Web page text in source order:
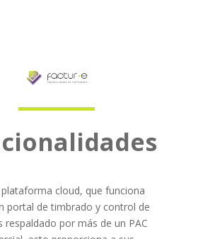
plataforma cloud, que funciona
portal de timbrado y control de
respaldado por más de un PAC